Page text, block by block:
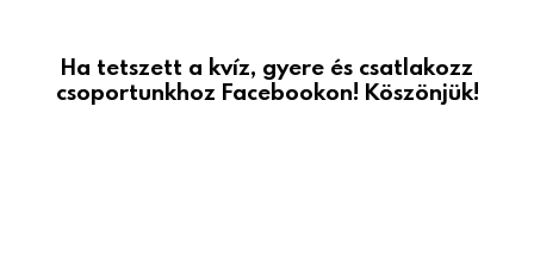
Ha tetszett a kvíz, gyere és csatlakozz
csoportunkhoz Facebookon! Köszönjük!